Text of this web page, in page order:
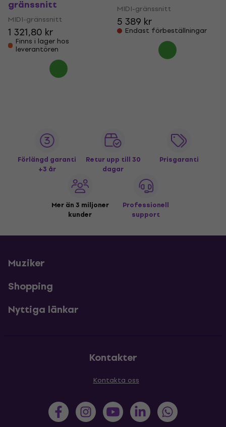
gränssnitt
MIDI-gränssnitt
1 321,80 kr
Finns i lager hos
leverantören
MIDI-gränssnitt
5 389 kr
Endast förbeställningar
Förlängd garanti
+3 år
Retur upp till 30
dagar
Prisgaranti
Mer än 3 miljoner
kunder
Professionell
support
Muziker
Shopping
Nyttiga länkar
Kontakter
Kontakta oss